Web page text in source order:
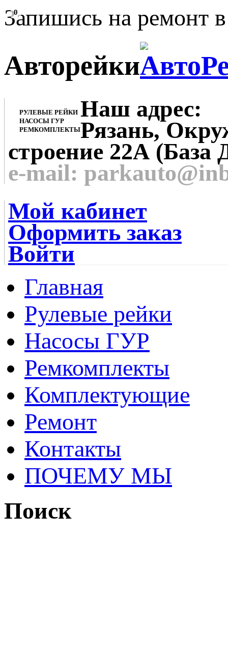
Запишись на ремонт
Авторейки
РУЛЕВЫЕ РЕЙКИ
НАСОСЫ ГУР
РЕМКОМПЛЕКТЫ
Наш адрес:
Рязань,
строение 22А (База
e-mail:
Мой кабинет
Оформить заказ
Войти
0
Главная
Рулевые рейки
Насосы ГУР
Ремкомплекты
Комплектующие
Ремонт
Контакты
ПОЧЕМУ МЫ
Поиск